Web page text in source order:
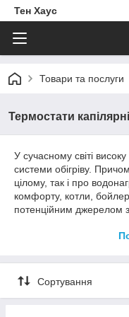
Тен Хаус
Товари та послуги
Термостати капілярні
У сучасному світі
системи обігріву.
цілому, так і про
комфорту, котли,
потенційним джерелом
максимально довго,
всі варіанти, від
замовлення в кількості
Сортування